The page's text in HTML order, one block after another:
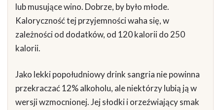
lub musujące wino. Dobrze, by było młode.
Kaloryczność tej przyjemności waha się, w
zależności od dodatków, od 120 kalorii do 250
kalorii.
Jako lekki popołudniowy drink sangria nie powinna
przekraczać 12% alkoholu, ale niektórzy lubią ją w
wersji wzmocnionej. Jej słodki i orzeźwiający smak